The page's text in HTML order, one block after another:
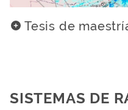
Tesis de
SISTEMAS DE